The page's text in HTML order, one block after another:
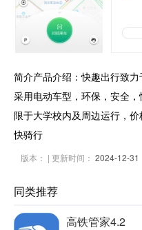
简介产品介绍：快趣出行致
采用电动车型，环保，安全
限于大学校内及周边运行，
快骑行
版本： | 更新时间： 2024-12-31
同类推荐
高铁管家4.2